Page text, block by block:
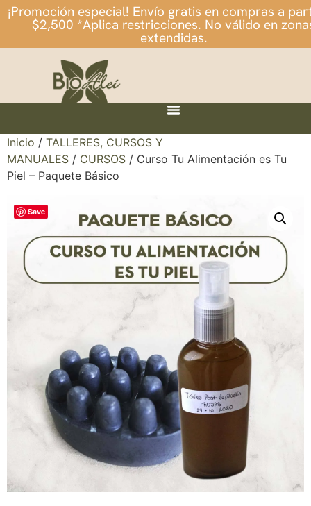
¡Promoción especial! Envío gratis en compras a
$2,500 *Aplica restricciones. No válido en
extendidas.
Inicio / TALLERES, CURSOS Y
MANUALES / CURSOS / Curso Tu Alimentación es Tu
Piel – Paquete Básico
Save